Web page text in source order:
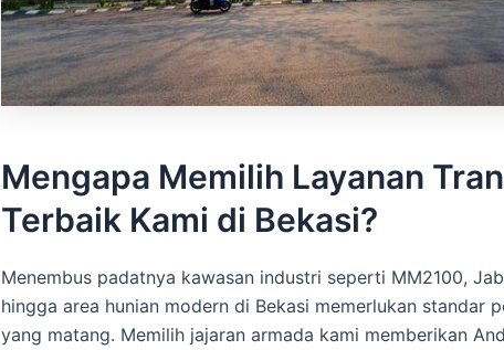
Mengapa Memilih Layanan
Terbaik Kami di Bekasi?
Menembus padatnya kawasan industri seperti MM2100,
hingga area hunian modern di Bekasi memerlukan standar
yang matang. Memilih jajaran armada kami memberikan